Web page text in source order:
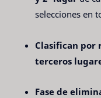
selecciones en
Clasifican por
terceros
Fase de